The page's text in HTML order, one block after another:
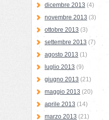
dicembre 2013 (4)
novembre 2013 (3)
ottobre 2013 (3)
settembre 2013 (7)
agosto 2013 (1)
luglio 2013 (9)
giugno 2013 (21)
maggio 2013 (20)
aprile 2013 (14)
marzo 2013 (21)